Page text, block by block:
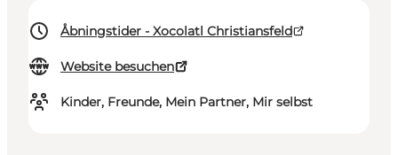
Åbningstider - Xocolatl Christiansfeld
Website besuchen
Kinder, Freunde, Mein Partner, Mir selbst